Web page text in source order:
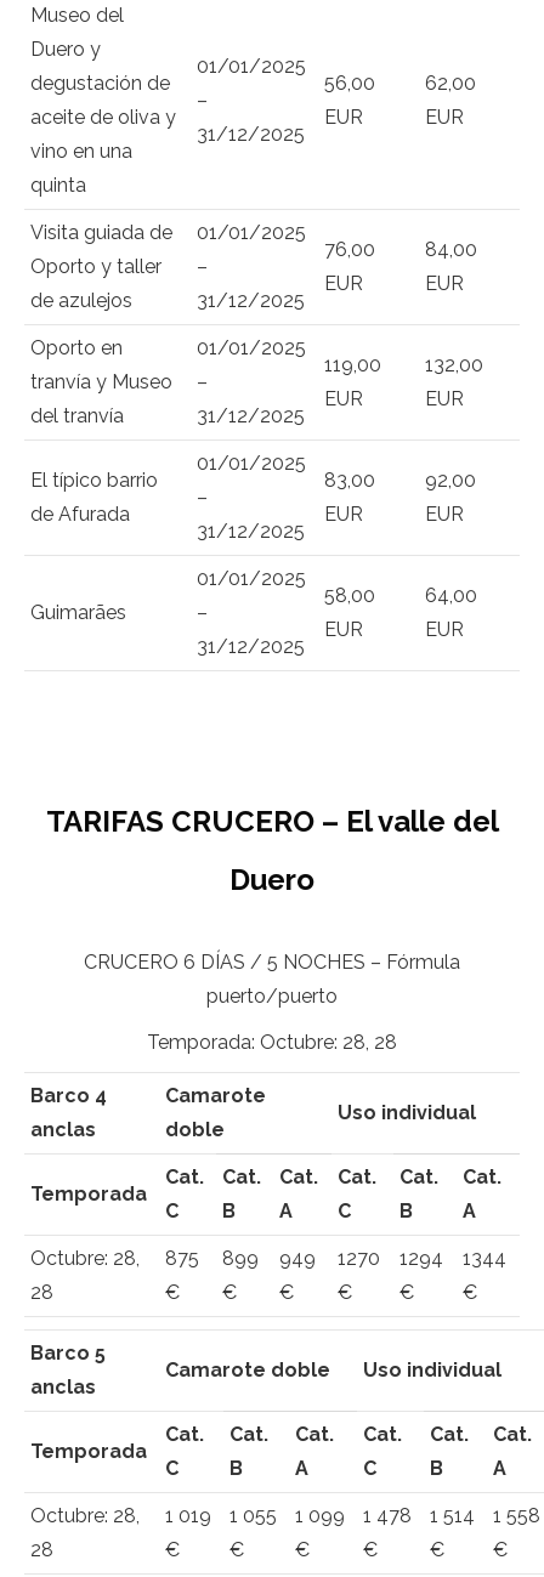
Museo del
Duero y
degustación de
aceite de oliva y
vino en una
quinta
01/01/2025
–
31/12/2025
56,00
EUR
62,00
EUR
Visita guiada de
Oporto y taller
de azulejos
01/01/2025
–
31/12/2025
76,00
EUR
84,00
EUR
Oporto en
tranvía y Museo
del tranvía
01/01/2025
–
31/12/2025
119,00
EUR
132,00
EUR
El típico barrio
de Afurada
01/01/2025
–
31/12/2025
83,00
EUR
92,00
EUR
Guimarães
01/01/2025
–
31/12/2025
58,00
EUR
64,00
EUR
TARIFAS CRUCERO – El valle del
Duero
CRUCERO 6 DÍAS / 5 NOCHES – Fórmula
puerto/puerto
Temporada: Octubre: 28, 28
Barco 4
anclas
Camarote
doble
Uso individual
Temporada
Cat.
C
Cat.
B
Cat.
A
Cat.
C
Cat.
B
Cat.
A
Octubre: 28,
28
875
€
899
€
949
€
1270
€
1294
€
1344
€
Barco 5
anclas
Camarote doble Uso individual
Temporada
Cat.
C
Cat.
B
Cat.
A
Cat.
C
Cat.
B
Cat.
A
Octubre: 28,
28
1 019
€
1 055
€
1 099
€
1 478
€
1 514
€
1 558
€